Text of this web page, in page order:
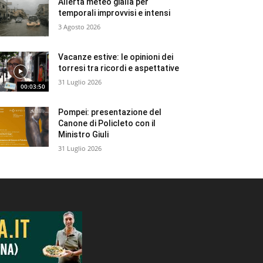
temporali improvvisi e intensi
3 Agosto 2026
00:03:50
Vacanze estive: le opinioni dei
torresi tra ricordi e aspettative
31 Luglio 2026
Pompei: presentazione del
Canone di Policleto con il
Ministro Giuli
31 Luglio 2026